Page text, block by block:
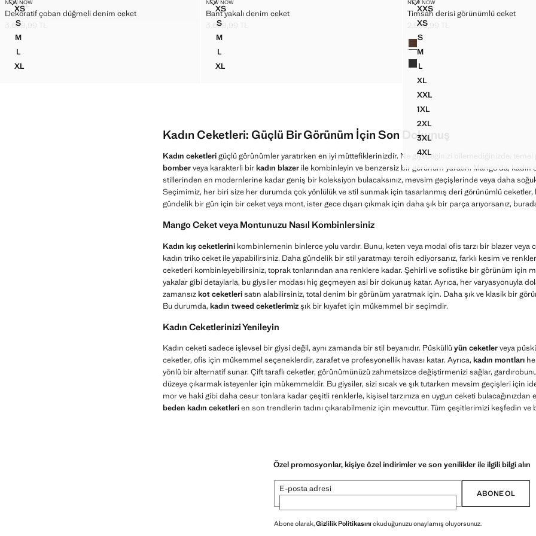
XXLMÜCEVHER DÜĞMELI HAKIM YAKALI CEKET
Bedenler
XSDEKORATIF ÇOBAN DÜĞMELI DENIM CEKET
SDEKORATIF ÇOBAN DÜĞMELI DENIM CEKET
MDEKORATIF ÇOBAN DÜĞMELI DENIM CEKET
L
DEKORATIF ÇOBAN DÜĞMELI DENIM CEKET
XLDEKORATIF ÇOBAN DÜĞMELI DENIM CEKET
NEW NOW
Dekoratif çoban düğmeli denim ceket
3.699,99 TL
Bedenler
XSBANT YAKALI DENIM CEKET
SBANT YAKALI DENIM CEKET
MBANT YAKALI DENIM CEKET
L
BANT YAKALI DENIM CEKET
XLBANT YAKALI DENIM CEKET
NEW NOW
Bant yakalı denim ceket
3.699,99 TL
Bedenler
XXSTIMSAH DERISI GÖRÜNÜMLÜ
XSTIMSAH DERISI GÖRÜNÜMLÜ
STIMSAH DERISI GÖRÜNÜMLÜ
MTIMSAH DERISI GÖRÜNÜMLÜ
LTIMSAH DERISI GÖRÜNÜMLÜ
XLTIMSAH DERISI GÖRÜNÜMLÜ
XXLTIMSAH DERISI GÖRÜNÜMLÜ
1XLTIMSAH DERISI GÖRÜNÜMLÜ
2XLTIMSAH DERISI GÖRÜNÜMLÜ
3XLTIMSAH DERISI GÖRÜNÜMLÜ
4XLTIMSAH DERISI GÖRÜNÜMLÜ
NEW NOW
Timsah derisi görünümlü ceket
2.999,99 TL
Renkler
Kadın Ceketleri: Güçlü Bir Görünüm İçin Son Dokunuş
Kadın ceketlerigüçlü görünümler yaratırken en iyi müttefiklerinizdir. Ne giyeceğinizi bilemediğinizde, temel
bomberveya karakterli birkadın blazer ile kombinleyin ve benzersiz bir görünüm yaratın. Mango'da,
stillerinden en modernlerine kadar geniş bir koleksiyon bulacaksınız, mevsim geçişlerinde veya daha
Seçimimiz, her biri size her durumda çok yönlülük ve stil sunmak için tasarlanmış deri görünümlü
gündelik bir gün için bir ceket veya mont, ister gece dışarı çıkmak için daha şık bir parça arıyorsanız, burada
Mango Ceket veya Montunuzu Nasıl Kombinlersiniz
Kadın kış ceketlerini kombinlemenin binlerce yolu vardır. Bunu, keten veya modal ofis tarzı bir blazer veya
kadın triko ceket ile yapabilirsiniz. Daha gündelik bir stil yaratmayı tercih ediyorsanız, farklı kesim ve
ceketleri kombinleyebilirsiniz, toprak tonlarından ana renklere kadar. Şehirli ve sofistike bir görünüm için
yakalar gibi detaylarla, bu giysiler modası hiç geçmeyen asi bir dokunuş katar. Ayrıca, her varyasyonuyla
zamansızkot ceketlerisatın alabilirsiniz, total denim bir görünüm yaratmak için. Daha şık ve klasik bir
Bu durumda, kadın tweed ceketlerimizşık bir kıyafet için mükemmel bir seçimdir.
Kadın Ceketlerinizi Yenileyin
Kadın ceketi sadece işlevsel bir giysi değil, aynı zamanda bir stil beyanıdır. Püsküllüyün ceketlerveya
ceketler, ofis için mükemmel seçeneklerdir, zarafet ve profesyonellik havası katar. Ayrıca, kadın montları
yönlü bir alternatif sunar. Çift taraflı ceketler, görünümünüzü zahmetsizce değiştirmenizi sağlar,
düzeye çıkarmak isteyenler için mükemmeldir. Bu giysiler, sizi sıcak ve şık tutarken mevsim geçişleri için
mor ve haki gibi daha cesur tonlara kadar çeşitli renklerle, kişisel tarzınıza en uygun ceketi bulacağınızdan
beden kadın ceketlerien son trendlerin tadını çıkarabilmeniz için mevcuttur. Tüm çeşitlerimizi keşfedin ve
Özel promosyonlar, kişiye özel indirimler ve son yenilikler ile ilgili bilgi alın
E-posta adresi ABONE OL
Abone olarak,Gizlilik Politikasını okuduğunuzu onaylamış oluyorsunuz.